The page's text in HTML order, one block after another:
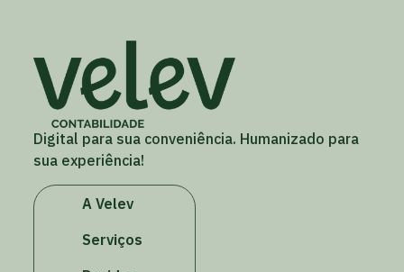
Digital para sua conveniência. Humanizado para
sua experiência!
A Velev
Serviços